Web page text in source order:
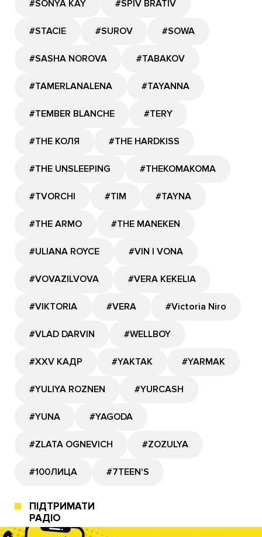
#SONYA KAY #SPIV BRATIV
#STACIE #SUROV #SOWA
#SASHA NOROVA #TABAKOV
#TAMERLANALENA #TAYANNA
#TEMBER BLANCHE #TERY
#THE КОЛЯ #THE HARDKISS
#THE UNSLEEPING #THEKOMAKOMA
#TVORCHI #TIM #TAYNA
#THE ARMO #THE MANEKEN
#ULIANA ROYCE #VIN I VONA
#VOVAZILVOVA #VERA KEKELIA
#VIKTORIA #VERA #Victoria Niro
#VLAD DARVIN #WELLBOY
#XXV КАДР #YAKTAK #YARMAK
#YULIYA ROZNEN #YURCASH
#YUNA #YAGODA
#ZLATA OGNEVICH #ZOZULYA
#100ЛИЦА #7TEEN'S
ПІДТРИМАТИ
РАДІО